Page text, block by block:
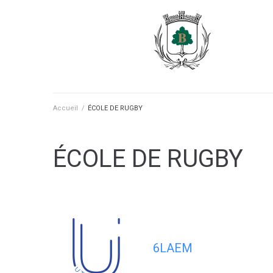
Accueil / ÉCOLE DE RUGBY
ÉCOLE DE RUGBY
6LAEM